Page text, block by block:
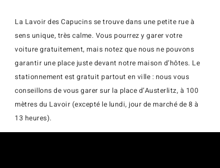
La Lavoir des Capucins se trouve dans une petite rue à
sens unique, très calme. Vous pourrez y garer votre
voiture gratuitement, mais notez que nous ne pouvons
garantir une place juste devant notre maison d’hôtes. Le
stationnement est gratuit partout en ville : nous vous
conseillons de vous garer sur la place d’Austerlitz, à 100
mètres du Lavoir (excepté le lundi, jour de marché de 8 à
13 heures).